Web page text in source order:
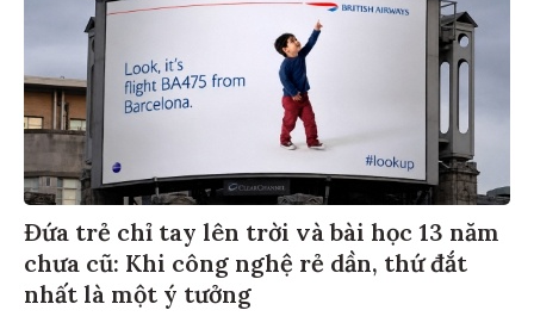
Đứa trẻ chỉ tay lên trời và bài học 13 năm
chưa cũ: Khi công nghệ rẻ dần, thứ đắt
nhất là một ý tưởng